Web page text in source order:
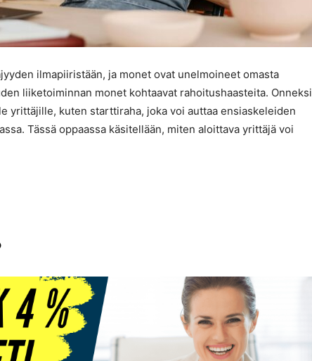
ilmapiiristään, ja monet ovat unelmoineet omasta
liiketoiminnan monet kohtaavat rahoitushaasteita. Onneksi
yrittäjille, kuten starttiraha, joka voi auttaa ensiaskeleiden
Tässä oppaassa käsitellään, miten aloittava yrittäjä voi